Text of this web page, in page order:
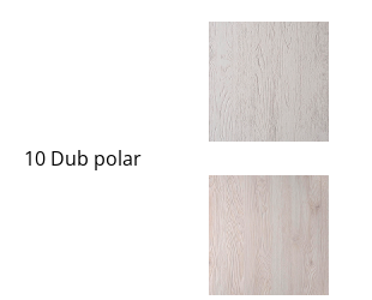
10 Dub polar